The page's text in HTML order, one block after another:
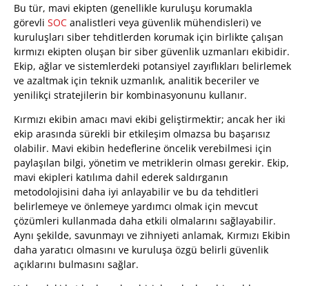
Bu tür, mavi ekipten (genellikle kuruluşu korumakla
görevli SOC analistleri veya güvenlik mühendisleri) ve
kuruluşları siber tehditlerden korumak için birlikte çalışan
kırmızı ekipten oluşan bir siber güvenlik uzmanları ekibidir.
Ekip, ağlar ve sistemlerdeki potansiyel zayıflıkları belirlemek
ve azaltmak için teknik uzmanlık, analitik beceriler ve
yenilikçi stratejilerin bir kombinasyonunu kullanır.
Kırmızı ekibin amacı mavi ekibi geliştirmektir; ancak her iki
ekip arasında sürekli bir etkileşim olmazsa bu başarısız
olabilir. Mavi ekibin hedeflerine öncelik verebilmesi için
paylaşılan bilgi, yönetim ve metriklerin olması gerekir. Ekip,
mavi ekipleri katılıma dahil ederek saldırganın
metodolojisini daha iyi anlayabilir ve bu da tehditleri
belirlemeye ve önlemeye yardımcı olmak için mevcut
çözümleri kullanmada daha etkili olmalarını sağlayabilir.
Aynı şekilde, savunmayı ve zihniyeti anlamak, Kırmızı Ekibin
daha yaratıcı olmasını ve kuruluşa özgü belirli güvenlik
açıklarını bulmasını sağlar.